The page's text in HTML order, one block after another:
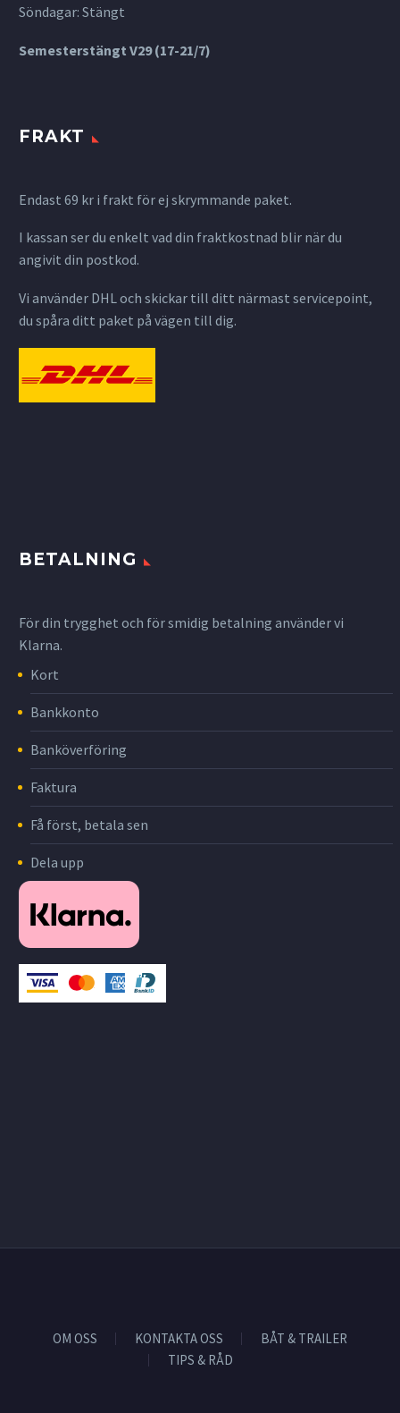
Söndagar: Stängt
Semesterstängt V29 (17-21/7)
FRAKT
Endast 69 kr i frakt för ej skrymmande paket.
I kassan ser du enkelt vad din fraktkostnad blir när du
angivit din postkod.
Vi använder DHL och skickar till ditt närmast servicepoint,
du spåra ditt paket på vägen till dig.
BETALNING
För din trygghet och för smidig betalning använder vi
Klarna.
Kort
Bankkonto
Banköverföring
Faktura
Få först, betala sen
Dela upp
OM OSS KONTAKTA OSS
BÅT & TRAILER
TIPS & RÅD